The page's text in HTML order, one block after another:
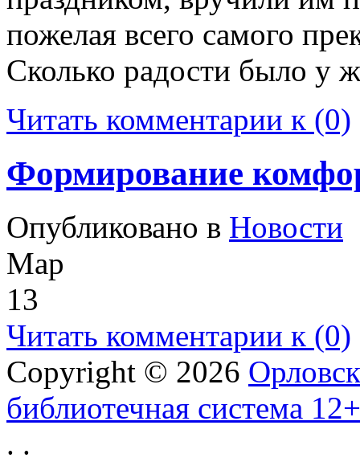
пожелая всего самого
Сколько радости было
Читать комментарии к (0)
Формирование
Опубликовано в Новости
Мар
13
Читать комментарии к (0)
Copyright © 2026
библиотечная система 12+
. .